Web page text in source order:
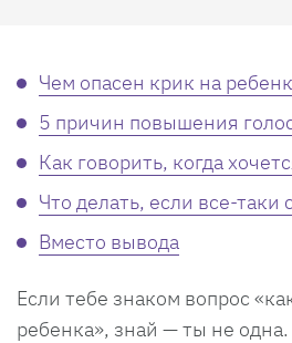
Чем опасен крик на
5 причин повышения
Как говорить, когда
Что делать, если все-таки
Вместо вывода
Если тебе знаком вопрос
ребенка», знай — ты не